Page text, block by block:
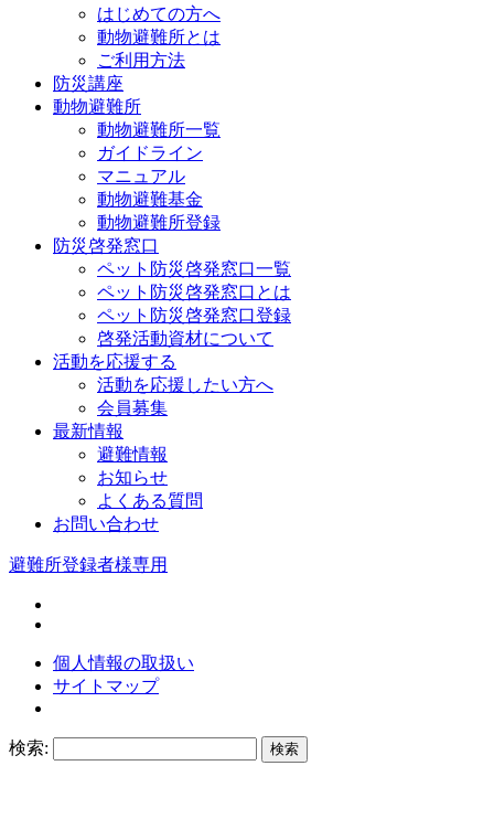
はじめての方へ
動物避難所とは
ご利用方法
防災講座
動物避難所
動物避難所一覧
ガイドライン
マニュアル
動物避難基金
動物避難所登録
防災啓発窓口
ペット防災啓発窓口一覧
ペット防災啓発窓口とは
ペット防災啓発窓口登録
啓発活動資材について
活動を応援する
活動を応援したい方へ
会員募集
最新情報
避難情報
お知らせ
よくある質問
お問い合わせ
避難所登録者様専用
個人情報の取扱い
サイトマップ
検索: